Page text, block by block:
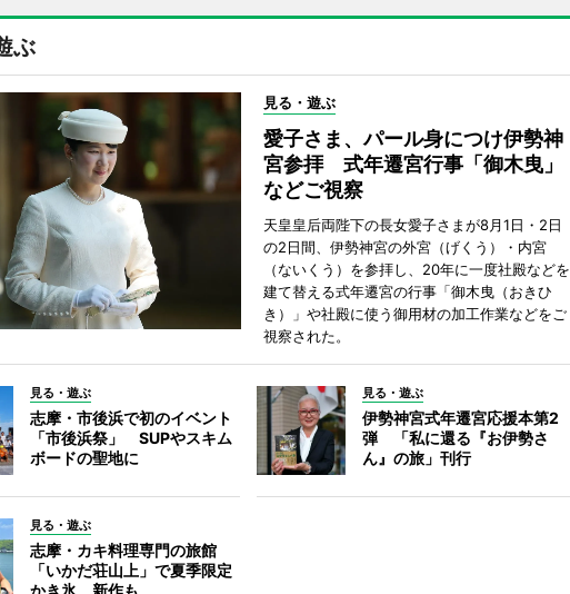
ぶ
見る・遊ぶ
愛子さま、パール身につけ伊勢神
宮参拝 式年遷宮行事「御木曳」
などご視察
天皇皇后両陛下の長女愛子さまが8月1日・2日
の2日間、伊勢神宮の外宮（げくう）・内宮
（ないくう）を参拝し、20年に一度社殿などを
建て替える式年遷宮の行事「御木曳（おきひ
き）」や社殿に使う御用材の加工作業などをご
視察された。
見る・遊ぶ
志摩・市後浜で初のイベント
「市後浜祭」 SUPやスキム
ボードの聖地に
見る・遊ぶ
伊勢神宮式年遷宮応援本第2
弾 「私に還る『お伊勢さ
ん』の旅」刊行
見る・遊ぶ
志摩・カキ料理専門の旅館
「いかだ荘山上」で夏季限定